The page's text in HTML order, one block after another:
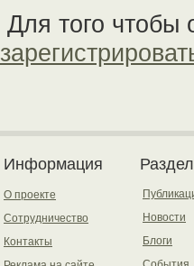
Для того чтобы
Информация
О проекте
Сотрудничество
Контакты
Новости
Блоги